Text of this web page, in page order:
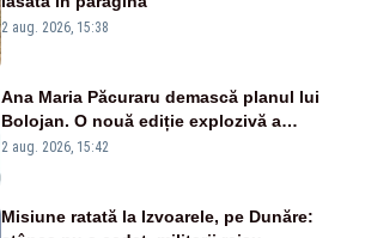
2 aug. 2026, 15:38
Ana Maria Păcuraru demască planul lui
Bolojan. O nouă ediție explozivă a
emisiunii „Miza Zilei” la Realitatea PLUS
2 aug. 2026, 15:42
Misiune ratată la Izvoarele, pe Dunăre: